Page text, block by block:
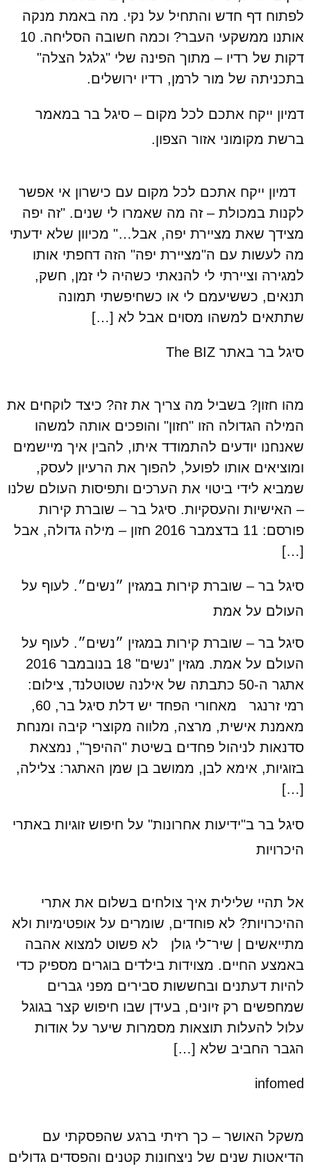
לפתוח דף חדש והתחיל על נקי. מה באמת מנקה
אותנו ממשקעי העבר? וכמה חשובה הסליחה. 10
דקות של רדיו – מתוך הפינה שלי "גלגל הצלה"
בתכניתה של מור לרמן, רדיו ירושלים.
דמיון ייקח אתכם לכל מקום – סיגל בר במאמר
ברשת מקומוני אזור הצפון.
דמיון ייקח אתכם לכל מקום עם כישרון אי אפשר
לקנות במכולת – זה מה שאמרו לי שנים. "זה יפה
מצידך שאת מציירת יפה, אבל…" מכיוון שלא ידעתי
מה לעשות עם ה"מציירת יפה" הזה דחפתי אותו
למגירה וציירתי לי להנאתי כשהיה לי זמן, חשק,
תנאים, כששיעמם לי או כשחיפשתי תמונה
שתתאים למשהו מסוים אבל לא […]
סיגל בר באתר The BIZ
מהו חזון? בשביל מה צריך את זה? כיצד לוקחים את
המילה הגדולה הזו "חזון" והופכים אותה למשהו
שאנחנו יודעים להתמודד איתו, להבין איך מיישמים
ומוציאים אותו לפועל, להפוך את הרעיון לעסק,
שמביא לידי ביטוי את הערכים ותפיסות העולם שלנו
– האישיות והעסקיות. סיגל בר – שוברת קירות
פורסם: 11 בדצמבר 2016 חזון – מילה גדולה, אבל
[…]
סיגל בר – שוברת קירות במגזין ״נשים״. לעוף על
העולם על אמת
סיגל בר – שוברת קירות במגזין ״נשים״. לעוף על
העולם על אמת. מגזין "נשים" 18 בנובמבר 2016
אתגר ה-50 כתבתה של אילנה שטוטלנד, צילום:
רמי זרנגר מאחורי הפחד יש דלת סיגל בר, 60,
מאמנת אישית, מרצה, מלווה מקוצרי קיבה ומנחת
סדנאות לניהול פחדים בשיטת "ההיפך", נמצאת
בזוגיות, אימא לבן, ממושב בן שמן האתגר: צלילה,
[…]
סיגל בר ב"ידיעות אחרונות" על חיפוש זוגיות באתרי
היכרויות
אל תהיי שלילית איך צולחים בשלום את אתרי
ההיכרויות? לא פוחדים, שומרים על אופטימיות ולא
מתייאשים | שיר־לי גולן לא פשוט למצוא אהבה
באמצע החיים. מצוידות בילדים בוג­רים מספיק כדי
להיות דעתנים ובחששות סבירים מפני גברים
שמחפשים רק זיונים, בעידן שבו חיפוש קצר בגוגל
עלול להעלות תוצאות מסמרות שיער על אודות
הגבר החביב שלא […]
infomed
משקל האושר – כך רזיתי ברגע שהפסקתי עם
הדיאטות שנים של ניצחונות קטנים והפסדים גדולים